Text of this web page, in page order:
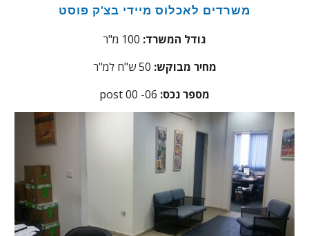
משרדים לאכלוס מיידי בצ'ק פוסט
גודל המשרד:
מחיר מבוקש:
post 00 -06 :מספר נכס